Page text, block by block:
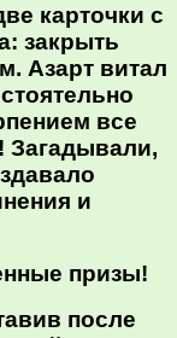
карточки с
закрыть
Азарт витал
все
Загадывали,
и
призы!
после